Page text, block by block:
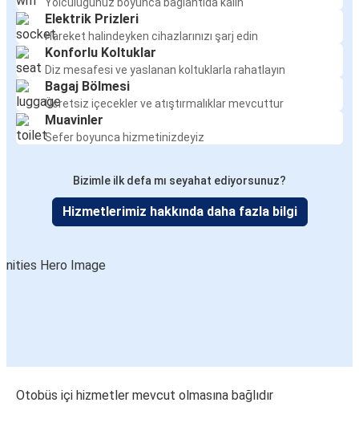
Elektrik Prizleri
Hareket halindeyken cihazlarınızı şarj edin
Konforlu Koltuklar
Diz mesafesi ve yaslanan koltuklarla rahatlayın
Bagaj Bölmesi
Ücretsiz içecekler ve atıştırmalıklar mevcuttur
Muavinler
Sefer boyunca hizmetinizdeyiz
Bizimle ilk defa mı seyahat ediyorsunuz?
Hizmetlerimiz hakkında daha fazla bilgi
Otobüs içi hizmetler mevcut olmasına bağlıdır